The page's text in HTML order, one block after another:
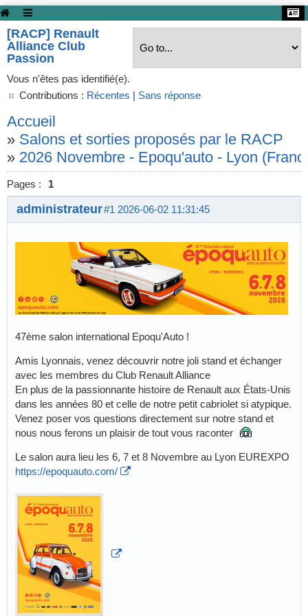
[RACP] Renault
Alliance Club
Passion
Vous n'êtes pas identifié(e).
Contributions : Récentes | Sans réponse
Accueil
» Salons et sorties proposés par le RACP
» 2026 Novembre - Epoqu'auto - Lyon
Pages : 1
#1 2026-06-02 11:31:45
administrateur
47ème salon international Epoqu'Auto !
Amis Lyonnais, venez découvrir notre joli stand et échanger
avec les membres du Club Renault Alliance
En plus de la passionnante histoire de Renault aux États-Unis
dans les années 80 et celle de notre petit cabriolet si atypique.
Venez poser vos questions directement sur notre stand et
nous nous ferons un plaisir de tout vous raconter
Le salon aura lieu les 6, 7 et 8 Novembre au Lyon EUREXPO
https://epoquauto.com/